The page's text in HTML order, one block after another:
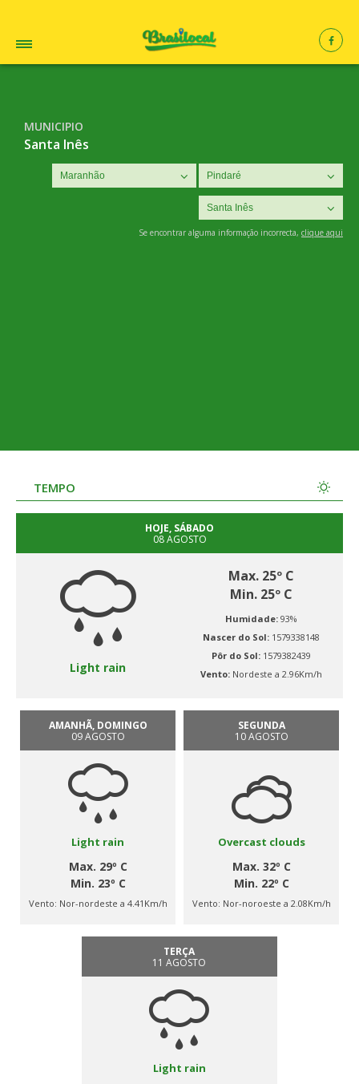
MUNICIPIO
Santa Inês
Se encontrar alguma informação incorrecta, clique aqui
TEMPO
HOJE, SÁBADO
08 AGOSTO
Light rain
Max. 25º C
Min. 25º C
Humidade: 93%
Nascer do Sol: 1579338148
Pôr do Sol: 1579382439
Vento: Nordeste a 2.96Km/h
AMANHÃ, DOMINGO
09 AGOSTO
Light rain
Max. 29º C
Min. 23º C
Vento: Nor-nordeste a 4.41Km/h
SEGUNDA
10 AGOSTO
Overcast clouds
Max. 32º C
Min. 22º C
Vento: Nor-noroeste a 2.08Km/h
TERÇA
11 AGOSTO
Light rain